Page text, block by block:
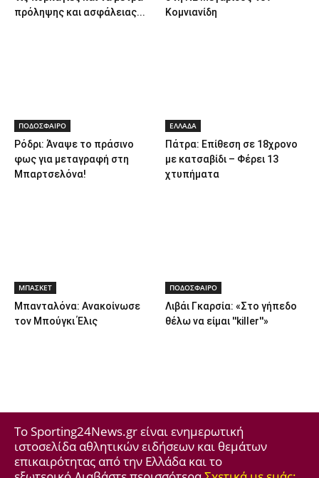
πρόληψης και ασφάλειας...
Κομνιανίδη
ΠΟΔΟΣΦΑΙΡΟ
Ρόδρι: Άναψε το πράσινο
φως για μεταγραφή στη
Μπαρτσελόνα!
ΕΛΛΑΔΑ
Πάτρα: Επίθεση σε 18χρονο
με κατσαβίδι – Φέρει 13
χτυπήματα
ΜΠΑΣΚΕΤ
Μπανταλόνα: Ανακοίνωσε
τον Μπούγκι Έλις
ΠΟΔΟΣΦΑΙΡΟ
Λιβάι Γκαρσία: «Στο γήπεδο
θέλω να είμαι ''killer''»
Το Sporting24News.gr είναι ενημερωτική
ιστοσελίδα αθλητικών ειδήσεων και θεμάτων
επικαιρότητας από την Ελλάδα και το